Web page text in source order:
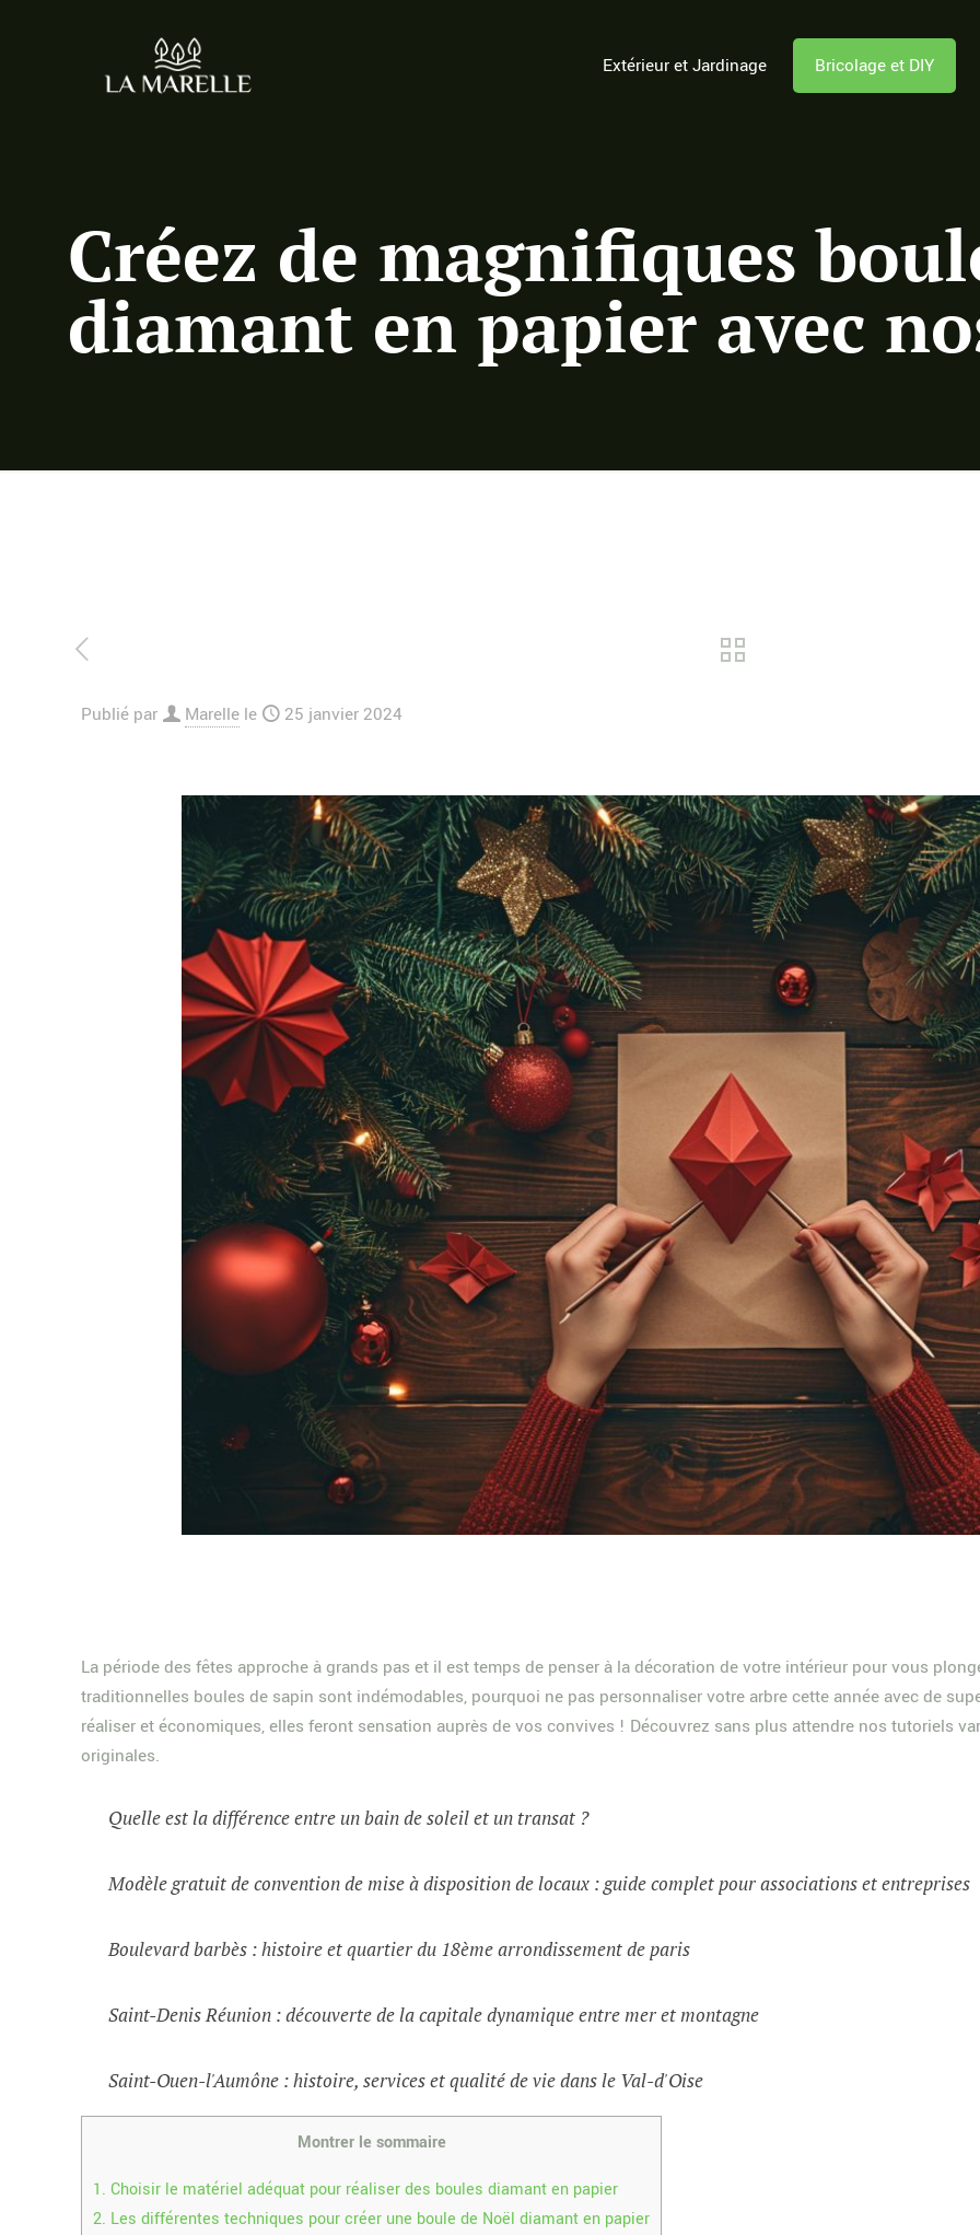
Extérieur et Jardinage Bricolage et DIY
Créez de magnifiques
diamant en papier avec
Publié par Marelle le 25 janvier 2024
La période des fêtes approche à grands pas et il est temps de penser à la décoration de votre intérieur pour vous
traditionnelles boules de sapin sont indémodables, pourquoi ne pas personnaliser votre arbre cette année avec de
réaliser et économiques, elles feront sensation auprès de vos convives ! Découvrez sans plus attendre nos tutoriels
originales.
Quelle est la différence entre un bain de soleil et un transat ?
Modèle gratuit de convention de mise à disposition de locaux : guide complet pour associations et entreprises
Boulevard barbès : histoire et quartier du 18ème arrondissement de paris
Saint-Denis Réunion : découverte de la capitale dynamique entre mer et montagne
Saint-Ouen-l'Aumône : histoire, services et qualité de vie dans le Val-d'Oise
Montrer le sommaire
1. Choisir le matériel adéquat pour réaliser des boules diamant en papier
2. Les différentes techniques pour créer une boule de Noël diamant en papier